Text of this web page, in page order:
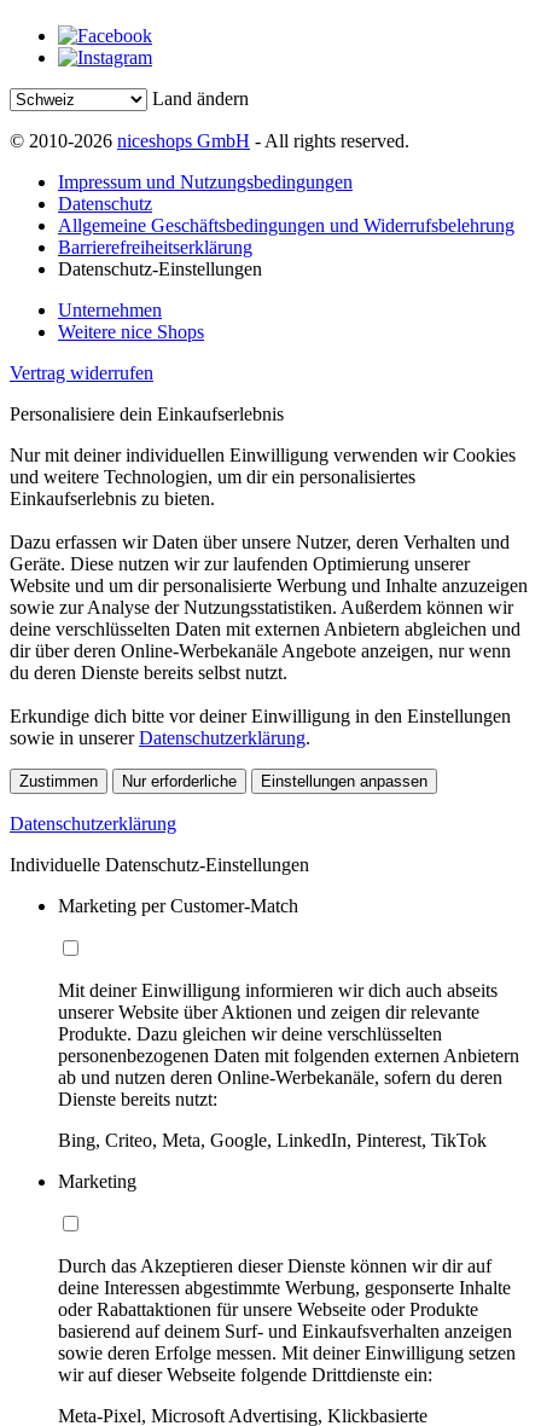
Land ändern
© 2010-2026 niceshops GmbH - All rights reserved.
Impressum und Nutzungsbedingungen
Datenschutz
Allgemeine Geschäftsbedingungen und Widerrufsbelehrung
Barrierefreiheitserklärung
Datenschutz-Einstellungen
Unternehmen
Weitere nice Shops
Vertrag widerrufen
Personalisiere dein Einkaufserlebnis
Nur mit deiner individuellen Einwilligung verwenden wir Cookies
und weitere Technologien, um dir ein personalisiertes
Einkaufserlebnis zu bieten.
Dazu erfassen wir Daten über unsere Nutzer, deren Verhalten und
Geräte. Diese nutzen wir zur laufenden Optimierung unserer
Website und um dir personalisierte Werbung und Inhalte anzuzeigen
sowie zur Analyse der Nutzungsstatistiken. Außerdem können wir
deine verschlüsselten Daten mit externen Anbietern abgleichen und
dir über deren Online-Werbekanäle Angebote anzeigen, nur wenn
du deren Dienste bereits selbst nutzt.
Erkundige dich bitte vor deiner Einwilligung in den Einstellungen
sowie in unsererDatenschutzerklärung.
Zustimmen Nur erforderliche Einstellungen anpassen
Datenschutzerklärung
Individuelle Datenschutz-Einstellungen
Marketing per Customer-Match
Mit deiner Einwilligung informieren wir dich auch abseits
unserer Website über Aktionen und zeigen dir relevante
Produkte. Dazu gleichen wir deine verschlüsselten
personenbezogenen Daten mit folgenden externen Anbietern
ab und nutzen deren Online-Werbekanäle, sofern du deren
Dienste bereits nutzt:
Bing, Criteo, Meta, Google, LinkedIn, Pinterest, TikTok
Marketing
Durch das Akzeptieren dieser Dienste können wir dir auf
deine Interessen abgestimmte Werbung, gesponserte Inhalte
oder Rabattaktionen für unsere Webseite oder Produkte
basierend auf deinem Surf- und Einkaufsverhalten anzeigen
sowie deren Erfolge messen. Mit deiner Einwilligung setzen
wir auf dieser Webseite folgende Drittdienste ein:
Meta-Pixel, Microsoft Advertising, Klickbasierte